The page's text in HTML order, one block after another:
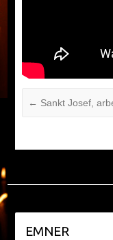
← Sankt Josef,
EMNER